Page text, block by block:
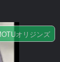
オリジンズ